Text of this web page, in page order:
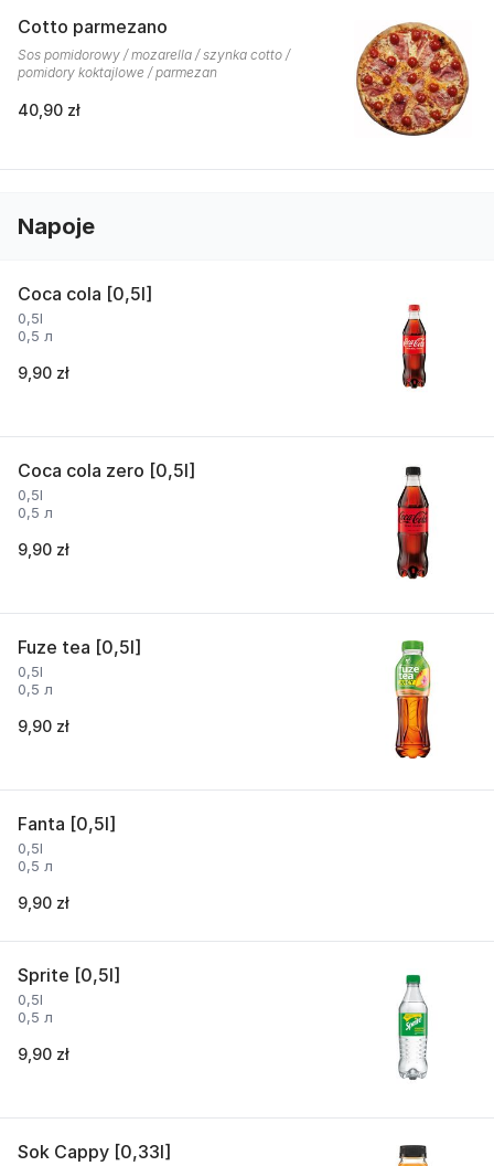
Cotto parmezano
Sos pomidorowy / mozarella / szynka cotto /
pomidory koktajlowe / parmezan
40,90 zł
Napoje
Coca cola [0,5l]
0,5l
0,5 л
9,90 zł
Coca cola zero [0,5l]
0,5l
0,5 л
9,90 zł
Fuze tea [0,5l]
0,5l
0,5 л
9,90 zł
Fanta [0,5l]
0,5l
0,5 л
9,90 zł
Sprite [0,5l]
0,5l
0,5 л
9,90 zł
Sok Cappy [0,33l]